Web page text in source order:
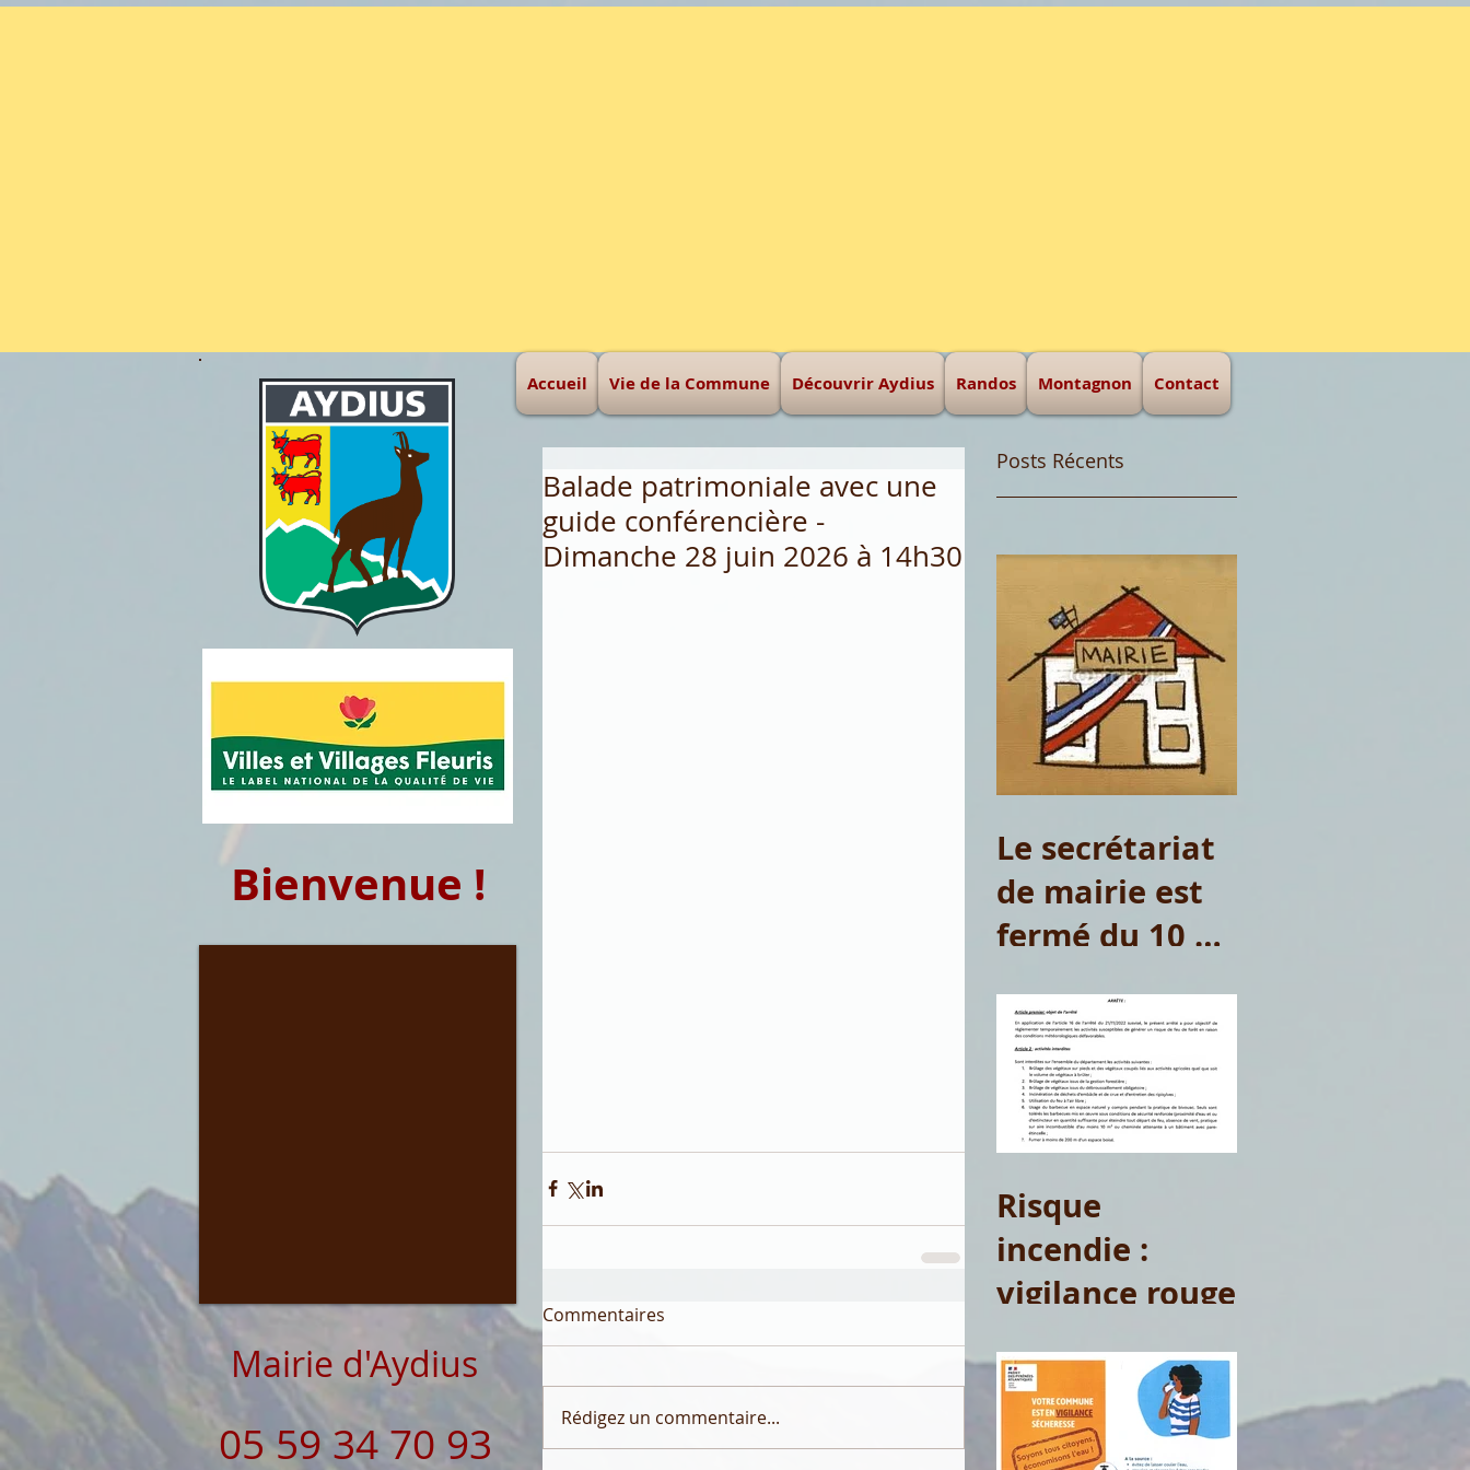
Accueil Vie de la Commune Découvrir Aydius Randos Montagnon Contact
Balade patrimoniale avec une
guide conférencière -
Dimanche 28 juin 2026 à 14h30
Commentaires
Rédigez un commentaire...
Posts Récents
Le secrétariat
de mairie est
fermé du 10 au
Risque
incendie :
vigilance rouge
Bienvenue !
05 59 34 70 93
Mairie d'Aydius